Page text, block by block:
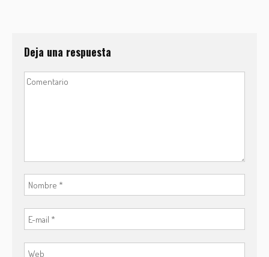
Deja una respuesta